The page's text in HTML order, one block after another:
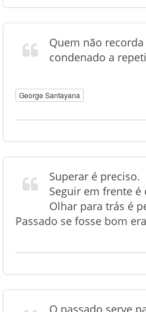
Quem não
condenado a
George Santayana
Superar é preciso.
Seguir em frente é
Olhar para trás é
Passado se fosse bom
O passado serve